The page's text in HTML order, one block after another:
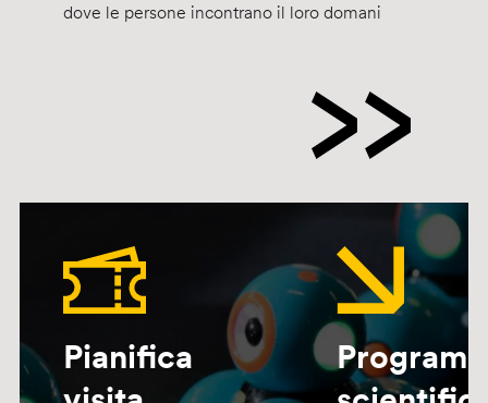
dove le persone incontrano il loro domani
Pianifica